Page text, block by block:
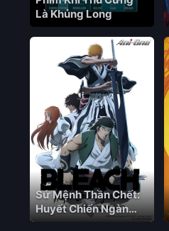
Là Khủng Long
Sứ Mệnh Thần Chết:
Huyết Chiến Ngàn
Năm – Xung Khắc